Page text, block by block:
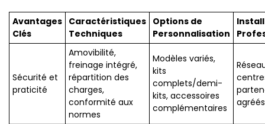
Avantages
Clés
Caractéristiques
Techniques
Options de
Personnalisation
Sécurité et
praticité
Amovibilité,
freinage intégré,
répartition des
charges,
conformité aux
normes
Modèles variés,
kits
complets/demi-
kits, accessoires
complémentaires
agréés